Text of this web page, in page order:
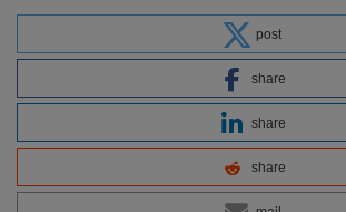
post
share
share
share